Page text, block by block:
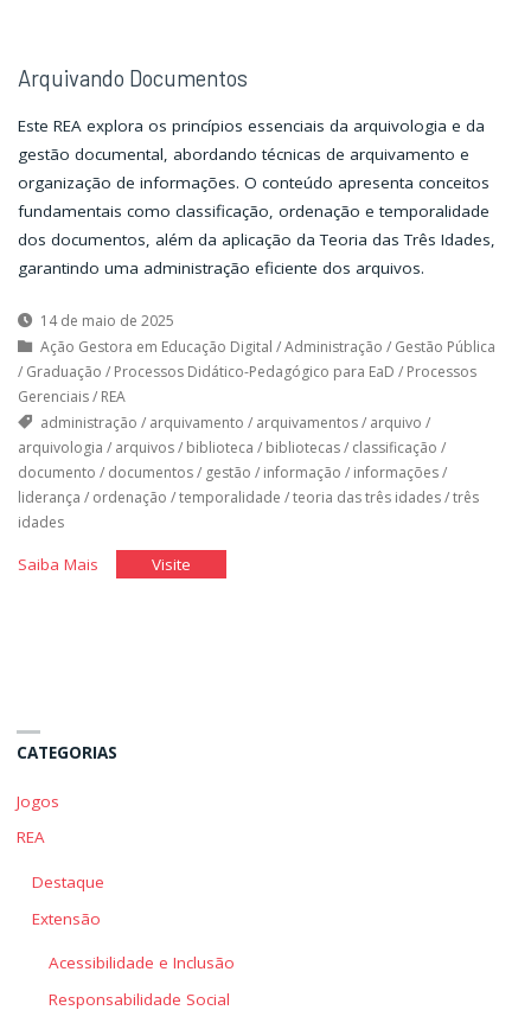
Arquivando Documentos
Este REA explora os princípios essenciais da arquivologia e da
gestão documental, abordando técnicas de arquivamento e
organização de informações. O conteúdo apresenta conceitos
fundamentais como classificação, ordenação e temporalidade
dos documentos, além da aplicação da Teoria das Três Idades,
garantindo uma administração eficiente dos arquivos.
14 de maio de 2025
Ação Gestora em Educação Digital /Administração / Gestão Pública
/ Graduação / Processos Didático-Pedagógico para EaD / Processos
Gerenciais/ REA
administração / arquivamento / arquivamentos/ arquivo /
arquivologia / arquivos/ biblioteca / bibliotecas/ classificação /
documento / documentos/ gestão / informação / informações/
liderança / ordenação /temporalidade /teoria das três idades/três
idades
Saiba Mais"Arquivando
Visite"Arquivando
CATEGORIAS
Jogos
REA
Destaque
Extensão
Acessibilidade e Inclusão
Responsabilidade Social